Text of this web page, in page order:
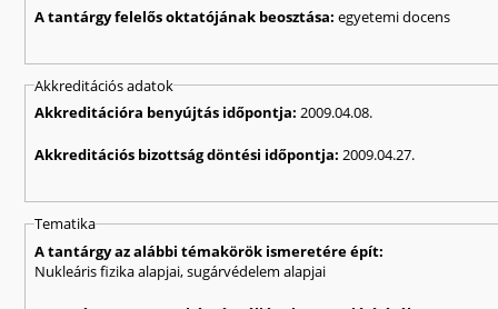
A tantárgy felelős oktatójának beosztása:egyetemi docens
Akkreditációs adatok
Akkreditációra benyújtás időpontja:2009.04.08.
Akkreditációs bizottság döntési időpontja:2009.04.27.
Tematika
A tantárgy az alábbi témakörök ismeretére épít:
Nukleáris fizika alapjai, sugárvédelem alapjai